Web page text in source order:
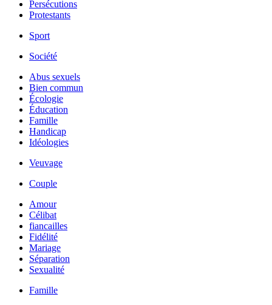
Persécutions
Protestants
Sport
Société
Abus sexuels
Bien commun
Écologie
Éducation
Famille
Handicap
Idéologies
Veuvage
Couple
Amour
Célibat
fiancailles
Fidélité
Mariage
Séparation
Sexualité
Famille